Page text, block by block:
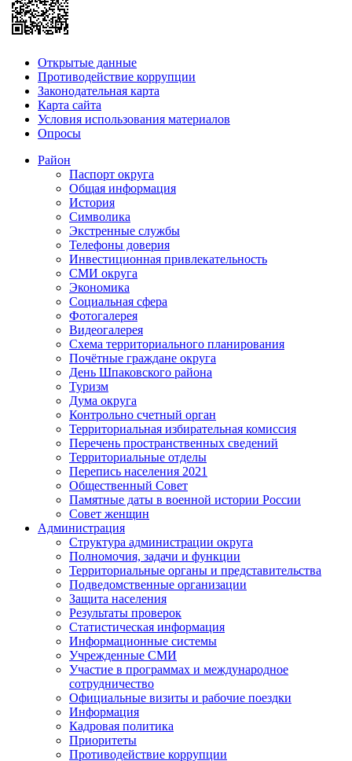
Открытые данные
Противодействие коррупции
Законодательная карта
Карта сайта
Условия использования материалов
Опросы
Район
Паспорт округа
Общая информация
История
Символика
Экстренные службы
Телефоны доверия
Инвестиционная привлекательность
СМИ округа
Экономика
Социальная сфера
Фотогалерея
Видеогалерея
Схема территориального планирования
Почётные граждане округа
День Шпаковского района
Туризм
Дума округа
Контрольно счетный орган
Территориальная избирательная комиссия
Перечень пространственных сведений
Территориальные отделы
Перепись населения 2021
Общественный Совет
Памятные даты в военной истории России
Совет женщин
Администрация
Структура администрации округа
Полномочия, задачи и функции
Территориальные органы и представительства
Подведомственные организации
Защита населения
Результаты проверок
Статистическая информация
Информационные системы
Учрежденные СМИ
Участие в программах и международное
сотрудничество
Официальные визиты и рабочие поездки
Информация
Кадровая политика
Приоритеты
Противодействие коррупции